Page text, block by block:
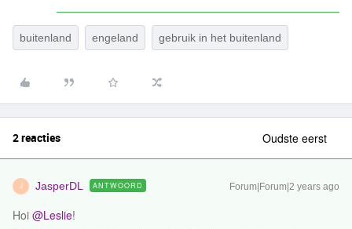
buitenland engeland gebruik in het buitenland
2 reacties Oudste eerst
J JasperDL ANTWOORD Forum|Forum|2 years ago
Hoi @Leslie!